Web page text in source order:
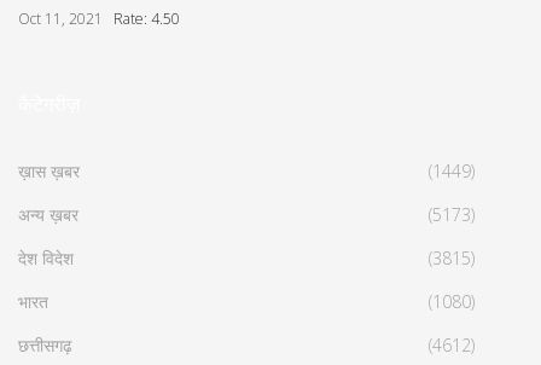
Oct 11, 2021 Rate: 4.50
ख़ास ख़बर
(1449)
अन्य ख़बर
(5173)
देश विदेश
(3815)
भारत
(1080)
छत्तीसगढ़
(4612)